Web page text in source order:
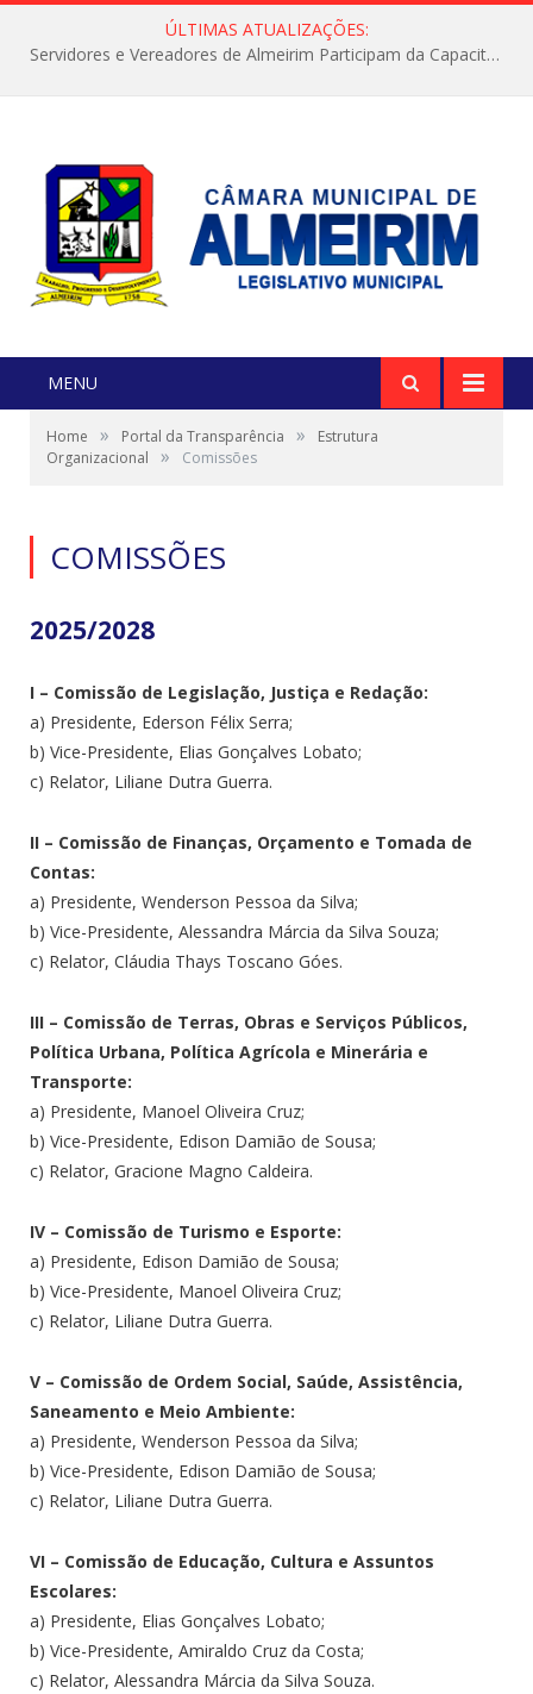
ÚLTIMAS ATUALIZAÇÕES:
Servidores e Vereadores de Almeirim Participam da Capacitação “Orientar é a Nossa Missão”
MENU
Home » Portal da Transparência »
Estrutura
Organizacional
» Comissões
COMISSÕES
2025/2028
I – Comissão de Legislação, Justiça e Redação:
a) Presidente, Ederson Félix Serra;
b) Vice-Presidente, Elias Gonçalves Lobato;
c) Relator, Liliane Dutra Guerra.
II – Comissão de Finanças, Orçamento e Tomada de
Contas:
a) Presidente, Wenderson Pessoa da Silva;
b) Vice-Presidente, Alessandra Márcia da Silva Souza;
c) Relator, Cláudia Thays Toscano Góes.
III – Comissão de Terras, Obras e Serviços Públicos,
Política Urbana, Política Agrícola e Minerária e
Transporte:
a) Presidente, Manoel Oliveira Cruz;
b) Vice-Presidente, Edison Damião de Sousa;
c) Relator, Gracione Magno Caldeira.
IV – Comissão de Turismo e Esporte:
a) Presidente, Edison Damião de Sousa;
b) Vice-Presidente, Manoel Oliveira Cruz;
c) Relator, Liliane Dutra Guerra.
V – Comissão de Ordem Social, Saúde, Assistência,
Saneamento e Meio Ambiente:
a) Presidente, Wenderson Pessoa da Silva;
b) Vice-Presidente, Edison Damião de Sousa;
c) Relator, Liliane Dutra Guerra.
VI – Comissão de Educação, Cultura e Assuntos
Escolares:
a) Presidente, Elias Gonçalves Lobato;
b) Vice-Presidente, Amiraldo Cruz da Costa;
c) Relator, Alessandra Márcia da Silva Souza.